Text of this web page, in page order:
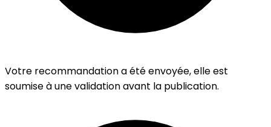
Votre recommandation a été envoyée, elle est
soumise à une validation avant la publication.